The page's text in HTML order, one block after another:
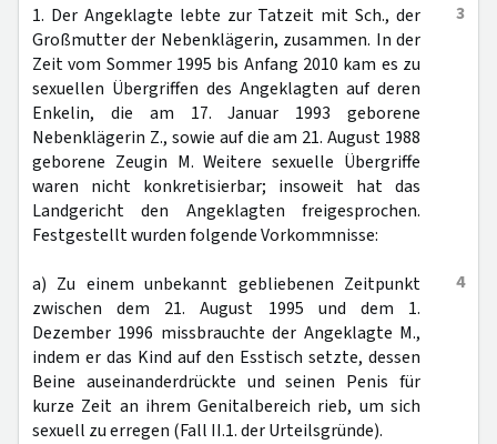
3
1. Der Angeklagte lebte zur Tatzeit mit Sch., der
Großmutter der Nebenklägerin, zusammen. In der
Zeit vom Sommer 1995 bis Anfang 2010 kam es zu
sexuellen Übergriffen des Angeklagten auf deren
Enkelin, die am 17. Januar 1993 geborene
Nebenklägerin Z., sowie auf die am 21. August 1988
geborene Zeugin M. Weitere sexuelle Übergriffe
waren nicht konkretisierbar; insoweit hat das
Landgericht den Angeklagten freigesprochen.
Festgestellt wurden folgende Vorkommnisse:
4
a) Zu einem unbekannt gebliebenen Zeitpunkt
zwischen dem 21. August 1995 und dem 1.
Dezember 1996 missbrauchte der Angeklagte M.,
indem er das Kind auf den Esstisch setzte, dessen
Beine auseinanderdrückte und seinen Penis für
kurze Zeit an ihrem Genitalbereich rieb, um sich
sexuell zu erregen (Fall II.1. der Urteilsgründe).